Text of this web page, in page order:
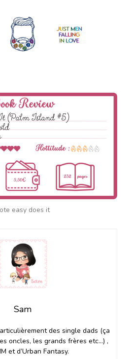
easy does it
Sam
des single dads (ça
oncles, les grands frères etc…) ,
et d’Urban Fantasy.